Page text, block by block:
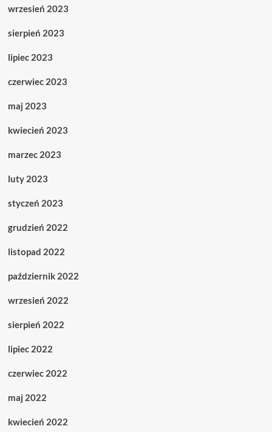
wrzesień 2023
sierpień 2023
lipiec 2023
czerwiec 2023
maj 2023
kwiecień 2023
marzec 2023
luty 2023
styczeń 2023
grudzień 2022
listopad 2022
październik 2022
wrzesień 2022
sierpień 2022
lipiec 2022
czerwiec 2022
maj 2022
kwiecień 2022